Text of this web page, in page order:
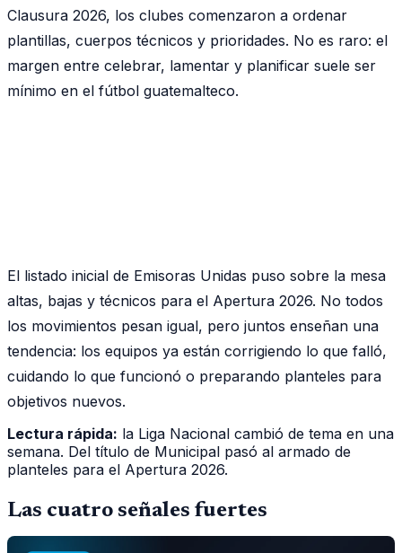
Clausura 2026, los clubes comenzaron a ordenar
plantillas, cuerpos técnicos y prioridades. No es raro: el
margen entre celebrar, lamentar y planificar suele ser
mínimo en el fútbol guatemalteco.
El listado inicial de Emisoras Unidas puso sobre la mesa
altas, bajas y técnicos para el Apertura 2026. No todos
los movimientos pesan igual, pero juntos enseñan una
tendencia: los equipos ya están corrigiendo lo que falló,
cuidando lo que funcionó o preparando planteles para
objetivos nuevos.
Lectura rápida: la Liga Nacional cambió de tema en una
semana. Del título de Municipal pasó al armado de
planteles para el Apertura 2026.
Las cuatro señales fuertes